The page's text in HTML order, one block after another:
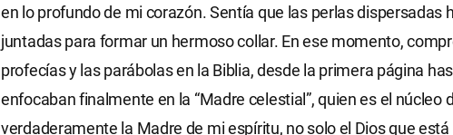
en lo profundo de mi corazón. Sentía que las perlas dispersadas
juntadas para formar un hermoso collar. En ese momento,
profecías y las parábolas en la Biblia, desde la primera página
enfocaban finalmente en la “Madre celestial”, quien es el núcleo
verdaderamente la Madre de mi espíritu, no solo el Dios que está